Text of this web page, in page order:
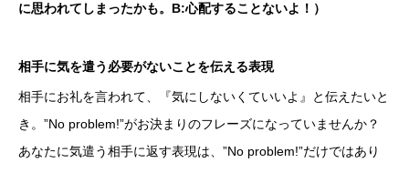
に思われてしまったかも。B:心配することないよ！）
相手に気を遣う必要がないことを伝える表現
相手にお礼を言われて、『気にしないくていいよ』と伝えたいと
き。”No problem!”がお決まりのフレーズになっていませんか？
あなたに気遣う相手に返す表現は、”No problem!”だけではあり